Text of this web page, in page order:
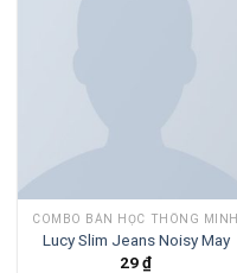
COMBO BÀN HỌC THÔNG MINH
Lucy Slim Jeans Noisy May
29₫